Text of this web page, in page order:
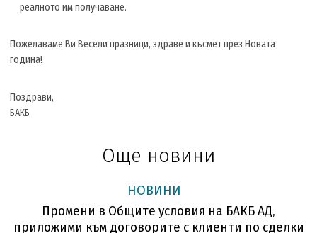
реалното им получаване.
Пожелаваме Ви Весели празници, здраве и късмет през Новата
година!
Поздрави,
БАКБ
Още новини
НОВИНИ
Промени в Общите условия на БАКБ АД,
приложими към договорите с клиенти по сделки